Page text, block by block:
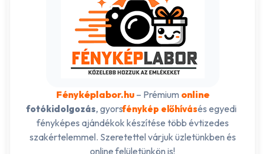
Fényképlabor.hu– Prémium online
fotókidolgozás, gyorsfénykép előhívásés egyedi
fényképes ajándékok készítése több évtizedes
szakértelemmel. Szeretettel várjuk üzletünkben és
online felületünkön is!